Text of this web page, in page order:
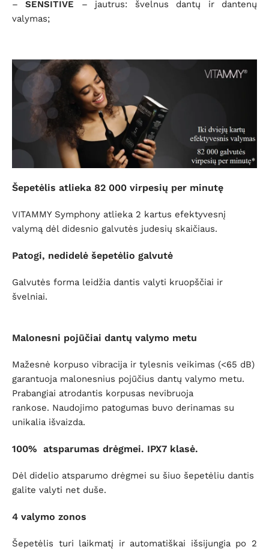
–SENSITIVE – jautrus: švelnus dantų ir dantenų
valymas;
Šepetėlis atlieka 82 000 virpesių per minutę
VITAMMY Symphony atlieka 2 kartus efektyvesnį
valymą dėl didesnio galvutės judesių skaičiaus.
Patogi, nedidelė šepetėlio galvutė
Galvutės forma leidžia dantis valyti kruopščiai ir
švelniai.
Malonesni pojūčiai dantų valymo metu
Mažesnė korpuso vibracija ir tylesnis veikimas (<65 dB)
garantuoja malonesnius pojūčius dantų valymo metu.
Prabangiai atrodantis korpusas nevibruoja
rankose. Naudojimo patogumas buvo derinamas su
unikalia išvaizda.
100% atsparumas drėgmei. IPX7 klasė.
Dėl didelio atsparumo drėgmei su šiuo šepetėliu dantis
galite valyti net duše.
4 valymo zonos
Šepetėlis turi laikmatį ir automatiškai išsijungia po 2